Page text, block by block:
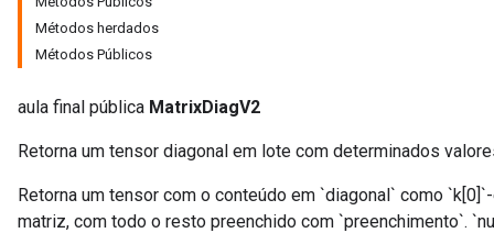
Métodos herdados
Métodos Públicos
aula final pública MatrixDiagV2
Retorna um tensor diagonal em lote com determinados
Retorna um tensor com o conteúdo em `diagonal` como
matriz, com todo o resto preenchido com `preenchimento`.